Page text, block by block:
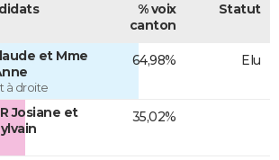
% voix
canton
Statut
et Mme
à droite
64,98% Elu
Josiane et
35,02%